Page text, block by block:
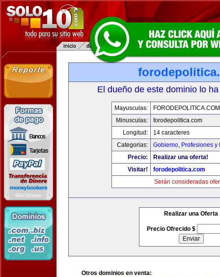
El dueño de este dominio lo
Mayusculas:
FORODEPOLITICA.COM
Minusculas:
forodepolitica.com
Longitud:
14 caracteres
Categorias:
Gobierno, Profesiones y
Precio:
Realizar una oferta!
Visitar!
forodepolitica.com
Serán consideradas
Realizar una Oferta
Precio Ofrecido $
Otros dominios en venta: